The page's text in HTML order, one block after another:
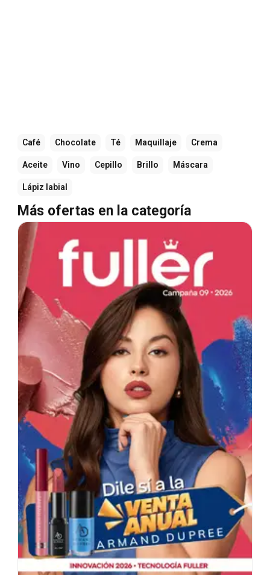
Café Chocolate Té Maquillaje Crema
Aceite Vino Cepillo Brillo Máscara
Lápiz labial
Más ofertas en la categoría